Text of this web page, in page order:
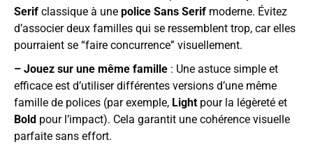
Serif classique à une police Sans Serif moderne. Évitez
d’associer deux familles qui se ressemblent trop, car elles
pourraient se “faire concurrence” visuellement.
– Jouez sur une même famille : Une astuce simple et
efficace est d’utiliser différentes versions d’une même
famille de polices (par exemple, Light pour la légèreté et
Bold pour l’impact). Cela garantit une cohérence visuelle
parfaite sans effort.